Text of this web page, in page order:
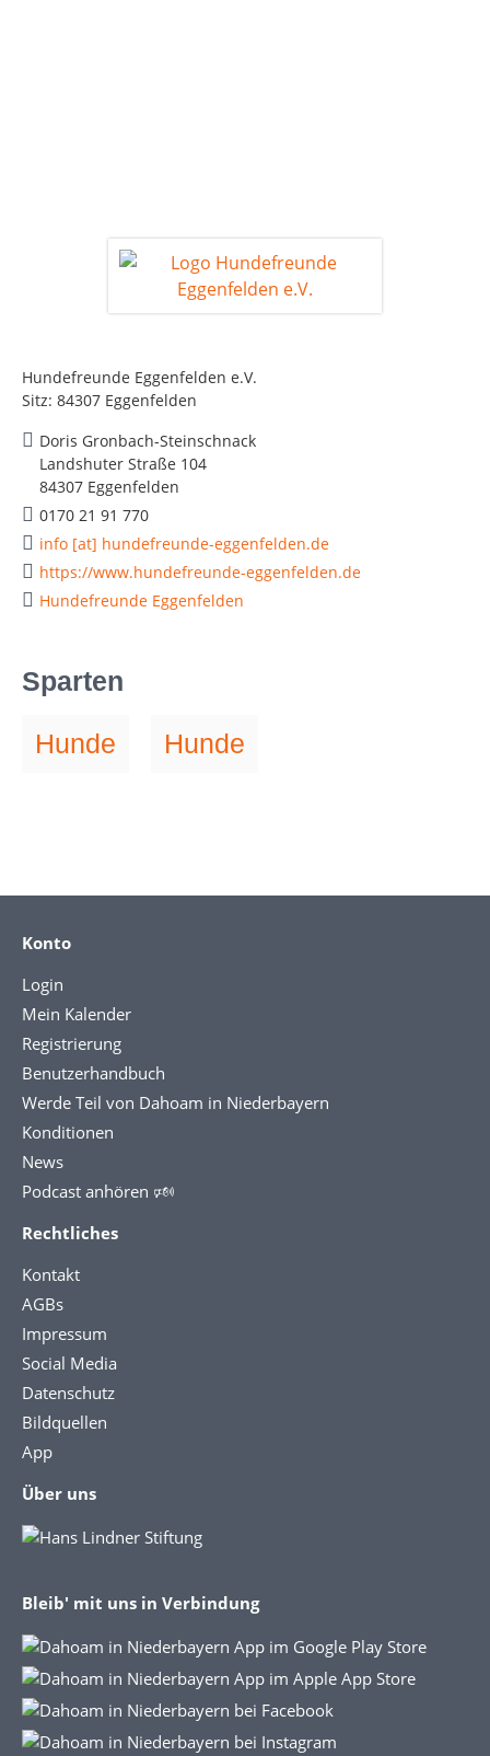
Hundefreunde Eggenfelden e.V.
Sitz: 84307 Eggenfelden
Doris Gronbach-Steinschnack
Landshuter Straße 104
84307 Eggenfelden
0170 21 91 770
info [at] hundefreunde-eggenfelden.de
https://www.hundefreunde-eggenfelden.de
Hundefreunde Eggenfelden
Sparten
Hunde Hunde
Konto
Login
Mein Kalender
Registrierung
Benutzerhandbuch
Werde Teil von Dahoam in Niederbayern
Konditionen
News
Podcast anhören 🕬
Rechtliches
Kontakt
AGBs
Impressum
Social Media
Datenschutz
Bildquellen
App
Über uns
Bleib' mit uns in Verbindung